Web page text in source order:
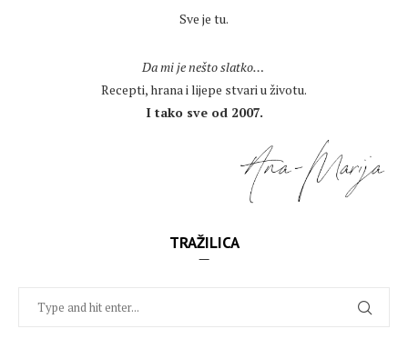
Sve je tu.
Da mi je nešto slatko…
Recepti, hrana i lijepe stvari u životu.
I tako sve od 2007.
TRAŽILICA